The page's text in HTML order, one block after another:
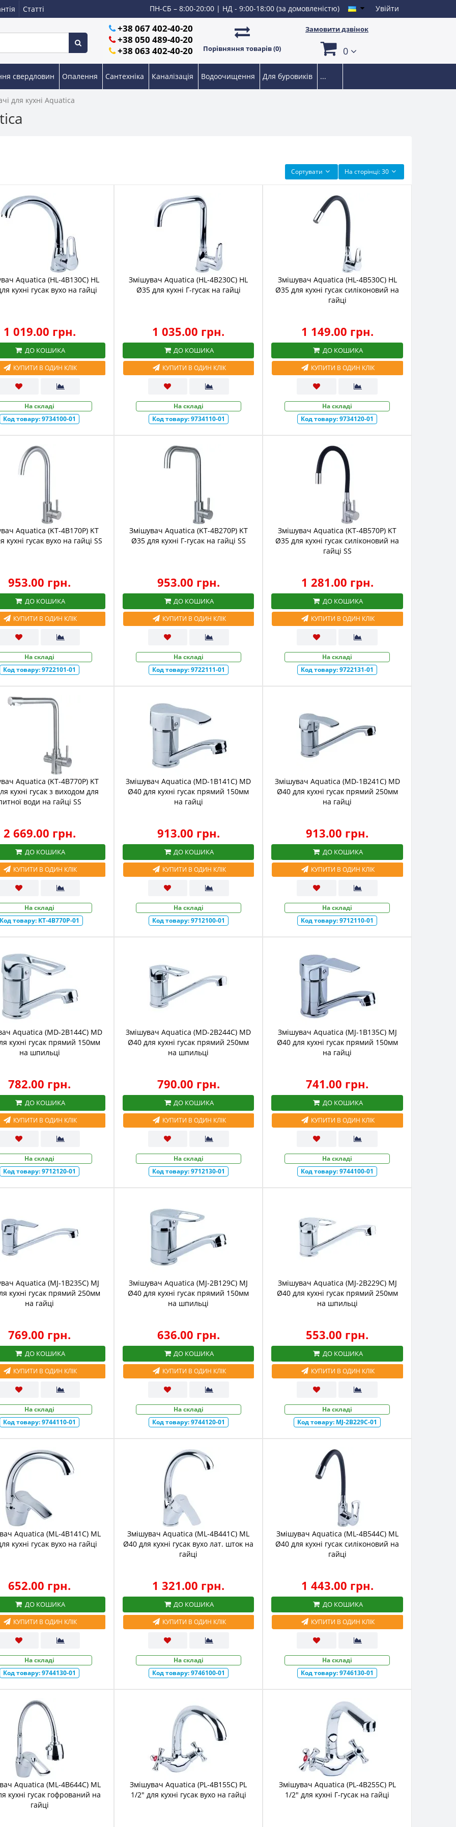
Статті ПН-СБ – 8:00-20:00 | НД - 9:00-18:00 (за домовленістю) Увійти
+38 067 402-40-20
+38 050 489-40-20
+38 063 402-40-20
Порівняння товарів (0)
Замовити дзвінок
0
свердловин Опалення Сантехніка Каналізація Водоочищення Для буровиків ...
для кухні Aquatica
Сортувати На сторінці:30
Aquatica (HL-4B130C) HL
кухні гусак вухо на гайці
1 019.00 грн.
ДО КОШИКА
КУПИТИ В ОДИН КЛІК
На складі
Код товару:9734100-01
Змішувач Aquatica (HL-4B230C) HL
Ø35 для кухні Г-гусак на гайці
1 035.00 грн.
ДО КОШИКА
КУПИТИ В ОДИН КЛІК
На складі
Код товару:9734110-01
Змішувач Aquatica (HL-4B530C) HL
Ø35 для кухні гусак силіконовий на
гайці
1 149.00 грн.
ДО КОШИКА
КУПИТИ В ОДИН КЛІК
На складі
Код товару:9734120-01
Aquatica (KT-4B170P) KT
кухні гусак вухо на гайці SS
953.00 грн.
ДО КОШИКА
КУПИТИ В ОДИН КЛІК
На складі
Код товару:9722101-01
Змішувач Aquatica (KT-4B270P) KT
Ø35 для кухні Г-гусак на гайці SS
953.00 грн.
ДО КОШИКА
КУПИТИ В ОДИН КЛІК
На складі
Код товару:9722111-01
Змішувач Aquatica (KT-4B570P) KT
Ø35 для кухні гусак силіконовий на
гайці SS
1 281.00 грн.
ДО КОШИКА
КУПИТИ В ОДИН КЛІК
На складі
Код товару:9722131-01
Aquatica (KT-4B770P) KT
кухні гусак з виходом для
води на гайці SS
2 669.00 грн.
ДО КОШИКА
КУПИТИ В ОДИН КЛІК
На складі
Код товару: KT-4B770P-01
Змішувач Aquatica (MD-1B141C) MD
Ø40 для кухні гусак прямий 150мм
на гайці
913.00 грн.
ДО КОШИКА
КУПИТИ В ОДИН КЛІК
На складі
Код товару:9712100-01
Змішувач Aquatica (MD-1B241C) MD
Ø40 для кухні гусак прямий 250мм
на гайці
913.00 грн.
ДО КОШИКА
КУПИТИ В ОДИН КЛІК
На складі
Код товару:9712110-01
Aquatica (MD-2B144C) MD
кухні гусак прямий 150мм
на шпильці
782.00 грн.
ДО КОШИКА
КУПИТИ В ОДИН КЛІК
На складі
Код товару:9712120-01
Змішувач Aquatica (MD-2B244C) MD
Ø40 для кухні гусак прямий 250мм
на шпильці
790.00 грн.
ДО КОШИКА
КУПИТИ В ОДИН КЛІК
На складі
Код товару:9712130-01
Змішувач Aquatica (MJ-1B135C) MJ
Ø40 для кухні гусак прямий 150мм
на гайці
741.00 грн.
ДО КОШИКА
КУПИТИ В ОДИН КЛІК
На складі
Код товару:9744100-01
Aquatica (MJ-1B235C) MJ
кухні гусак прямий 250мм
на гайці
769.00 грн.
ДО КОШИКА
КУПИТИ В ОДИН КЛІК
На складі
Код товару:9744110-01
Змішувач Aquatica (MJ-2B129C) MJ
Ø40 для кухні гусак прямий 150мм
на шпильці
636.00 грн.
ДО КОШИКА
КУПИТИ В ОДИН КЛІК
На складі
Код товару:9744120-01
Змішувач Aquatica (MJ-2B229C) MJ
Ø40 для кухні гусак прямий 250мм
на шпильці
553.00 грн.
ДО КОШИКА
КУПИТИ В ОДИН КЛІК
На складі
Код товару: MJ-2B229C-01
Aquatica (ML-4B141C) ML
кухні гусак вухо на гайці
652.00 грн.
ДО КОШИКА
КУПИТИ В ОДИН КЛІК
На складі
Код товару:9744130-01
Змішувач Aquatica (ML-4B441C) ML
Ø40 для кухні гусак вухо лат. шток на
гайці
1 321.00 грн.
ДО КОШИКА
КУПИТИ В ОДИН КЛІК
На складі
Код товару:9746100-01
Змішувач Aquatica (ML-4B544C) ML
Ø40 для кухні гусак силіконовий на
гайці
1 443.00 грн.
ДО КОШИКА
КУПИТИ В ОДИН КЛІК
На складі
Код товару:9746130-01
Aquatica (ML-4B644C) ML
кухні гусак гофрований на
гайці
Змішувач Aquatica (PL-4B155C) PL
1/2" для кухні гусак вухо на гайці
Змішувач Aquatica (PL-4B255C) PL
1/2" для кухні Г-гусак на гайці